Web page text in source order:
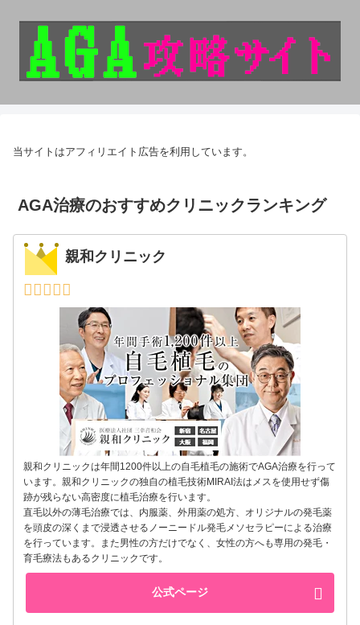
当サイトはアフィリエイト広告を利用しています。
AGA治療のおすすめクリニックランキング
親和クリニック
親和クリニックは年間1200件以上の自毛植毛の施術でAGA治療を行って
います。親和クリニックの独自の植毛技術MIRAI法はメスを使用せず傷
跡が残らない高密度に植毛治療を行います。
直毛以外の薄毛治療では、内服薬、外用薬の処方、オリジナルの発毛薬
を頭皮の深くまで浸透させるノーニードル発毛メソセラピーによる治療
を行っています。また男性の方だけでなく、女性の方へも専用の発毛・
育毛療法もあるクリニックです。
公式ページ